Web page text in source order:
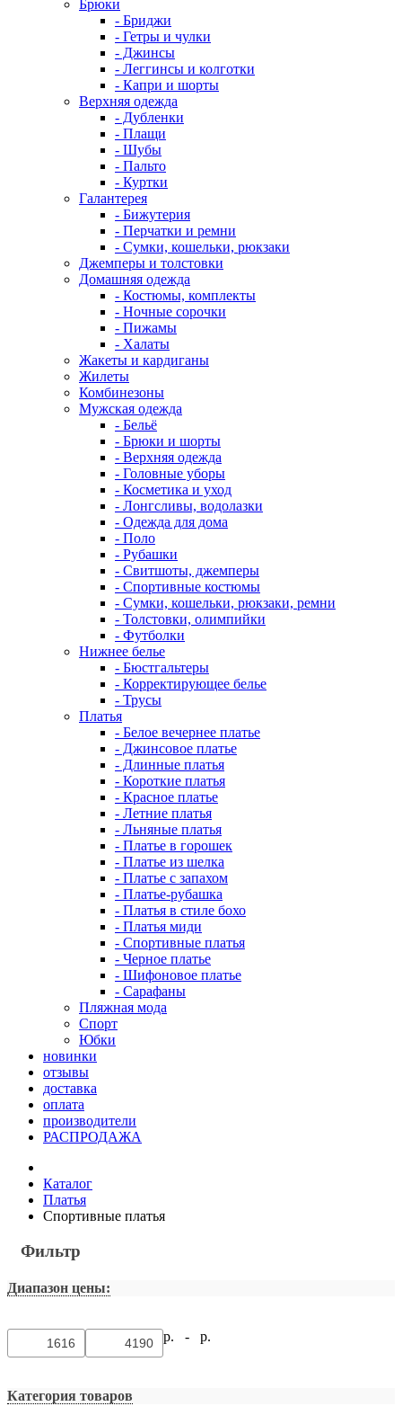
Брюки
- Бриджи
- Гетры и чулки
- Джинсы
- Леггинсы и колготки
- Капри и шорты
Верхняя одежда
- Дубленки
- Плащи
- Шубы
- Пальто
- Куртки
Галантерея
- Бижутерия
- Перчатки и ремни
- Сумки, кошельки, рюкзаки
Джемперы и толстовки
Домашняя одежда
- Костюмы, комплекты
- Ночные сорочки
- Пижамы
- Халаты
Жакеты и кардиганы
Жилеты
Комбинезоны
Мужская одежда
- Бельё
- Брюки и шорты
- Верхняя одежда
- Головные уборы
- Косметика и уход
- Лонгсливы, водолазки
- Одежда для дома
- Поло
- Рубашки
- Свитшоты, джемперы
- Спортивные костюмы
- Сумки, кошельки, рюкзаки, ремни
- Толстовки, олимпийки
- Футболки
Нижнее белье
- Бюстгальтеры
- Корректирующее белье
- Трусы
Платья
- Белое вечернее платье
- Джинсовое платье
- Длинные платья
- Короткие платья
- Красное платье
- Летние платья
- Льняные платья
- Платье в горошек
- Платье из шелка
- Платье с запахом
- Платье-рубашка
- Платья в стиле бохо
- Платья миди
- Спортивные платья
- Черное платье
- Шифоновое платье
- Сарафаны
Пляжная мода
Спорт
Юбки
новинки
отзывы
доставка
оплата
производители
РАСПРОДАЖА
Каталог
Платья
Спортивные платья
Фильтр
Диапазон цены:
р. - р.
Категория товаров